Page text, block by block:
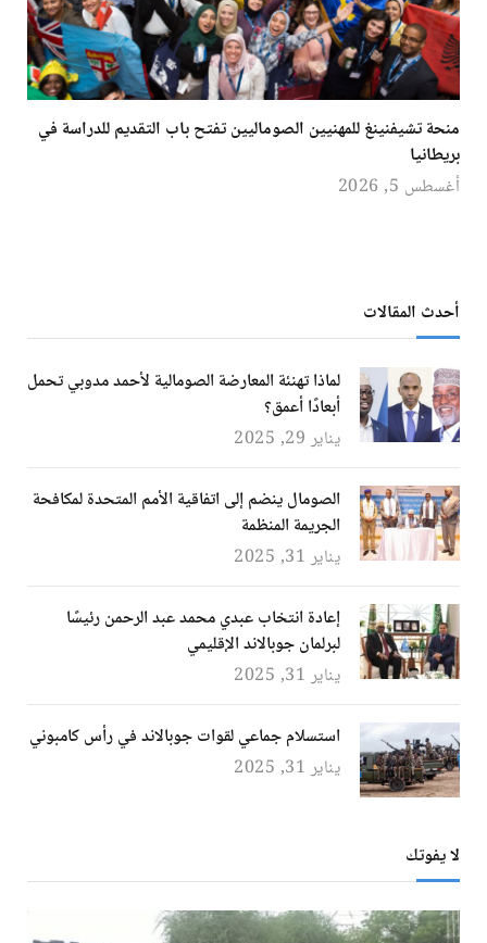
منحة تشيفنينغ للمهنيين الصوماليين تفتح باب التقديم للدراسة في
بريطانيا
أغسطس 5, 2026
أحدث المقالات
لماذا تهنئة المعارضة الصومالية لأحمد مدوبي تحمل
أبعادًا أعمق؟
يناير 29, 2025
الصومال ينضم إلى اتفاقية الأمم المتحدة لمكافحة
الجريمة المنظمة
يناير 31, 2025
إعادة انتخاب عبدي محمد عبد الرحمن رئيسًا
لبرلمان جوبالاند الإقليمي
يناير 31, 2025
استسلام جماعي لقوات جوبالاند في رأس كامبوني
يناير 31, 2025
لا يفوتك